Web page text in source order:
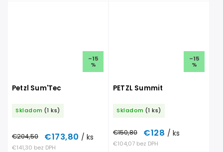
–15
%
Petzl Sum'Tec
Skladom (1 ks)
€141,30 bez DPH
€204,50 €173,80 / ks
–15
%
PETZL Summit
Skladom (1 ks)
€104,07 bez DPH
€150,80 €128 / ks